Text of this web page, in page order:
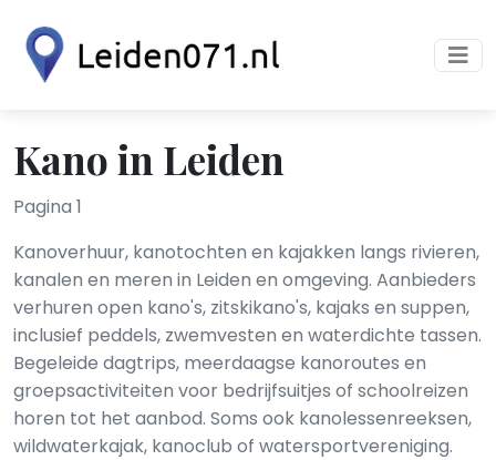
Kano in Leiden
Pagina 1
Kanoverhuur, kanotochten en kajakken langs rivieren,
kanalen en meren in Leiden en omgeving. Aanbieders
verhuren open kano's, zitskikano's, kajaks en suppen,
inclusief peddels, zwemvesten en waterdichte tassen.
Begeleide dagtrips, meerdaagse kanoroutes en
groepsactiviteiten voor bedrijfsuitjes of schoolreizen
horen tot het aanbod. Soms ook kanolessenreeksen,
wildwaterkajak, kanoclub of watersportvereniging.